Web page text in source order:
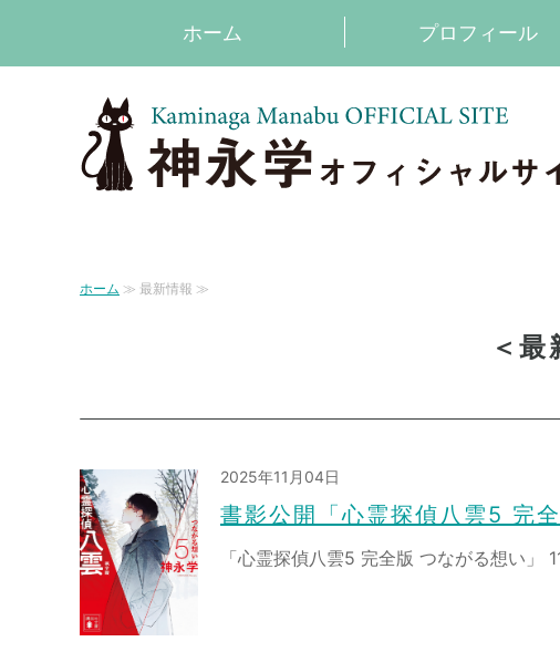
ホーム プロフィール
ホーム ≫ 最新情報 ≫
＜最
2025年11月04日
書影公開「心霊探偵八雲5 完
「心霊探偵八雲5 完全版 つながる想い」